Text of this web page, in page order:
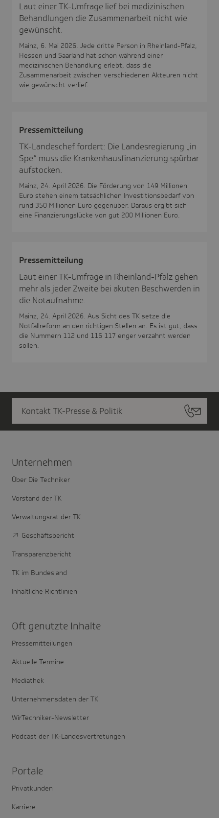
Laut einer TK-Umfrage lief bei medizinischen
Behandlungen die Zusammenarbeit nicht wie
gewünscht.
Mainz, 6. Mai 2026. Jede dritte Person in Rheinland-Pfalz,
Hessen und Saarland hat schon während einer
medizinischen Behandlung erlebt, dass die
Zusammenarbeit zwischen verschiedenen Akteuren nicht
wie gewünscht verlief.
Pres­se­mit­tei­lung
TK-Landeschef fordert: Die Landesregierung „in
Spe“ muss die Krankenhausfinanzierung spürbar
aufstocken.
Mainz, 24. April 2026. Die Förderung von 149 Millionen
Euro stehen einem tatsächlichen Investitionsbedarf von
rund 350 Millionen Euro gegenüber. Daraus ergibt sich
eine Finanzierungslücke von gut 200 Millionen Euro.
Pres­se­mit­tei­lung
Laut einer TK-Umfrage in Rheinland-Pfalz gehen
mehr als jeder Zweite bei akuten Beschwerden in
die Notaufnahme.
Mainz, 24. April 2026. Aus Sicht des TK setze die
Notfallreform an den richtigen Stellen an. Es ist gut, dass
die Nummern 112 und 116 117 enger verzahnt werden
sollen.
Kontakt TK-Presse & Politik
Unter­nehmen
Über Die Techniker
Vorstand der TK
Verwaltungsrat der TK
Geschäftsbericht
Transparenzbericht
TK im Bundesland
Inhaltliche Richtlinien
Oft genutzte Inhalte
Pressemitteilungen
Aktuelle Termine
Mediathek
Unternehmensdaten der TK
WirTechniker-Newsletter
Podcast der TK-Landesvertretungen
Portale
Privatkunden
Karriere